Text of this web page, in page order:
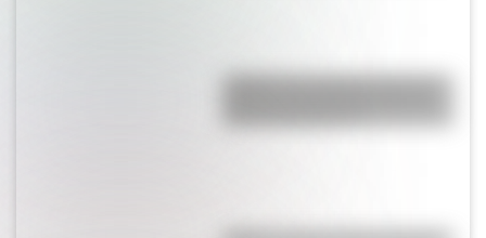
¿Sabías que Argentina tuvo la